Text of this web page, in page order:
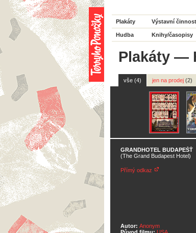
Plakáty Výstavní činnost
Hudba Knihy/časopisy
Plakáty —
vše (4) jen na prodej (2)
GRANDHOTEL BUDAPEŠŤ
(The Grand Budapest Hotel)
Přímý odkaz
Autor: Anonym